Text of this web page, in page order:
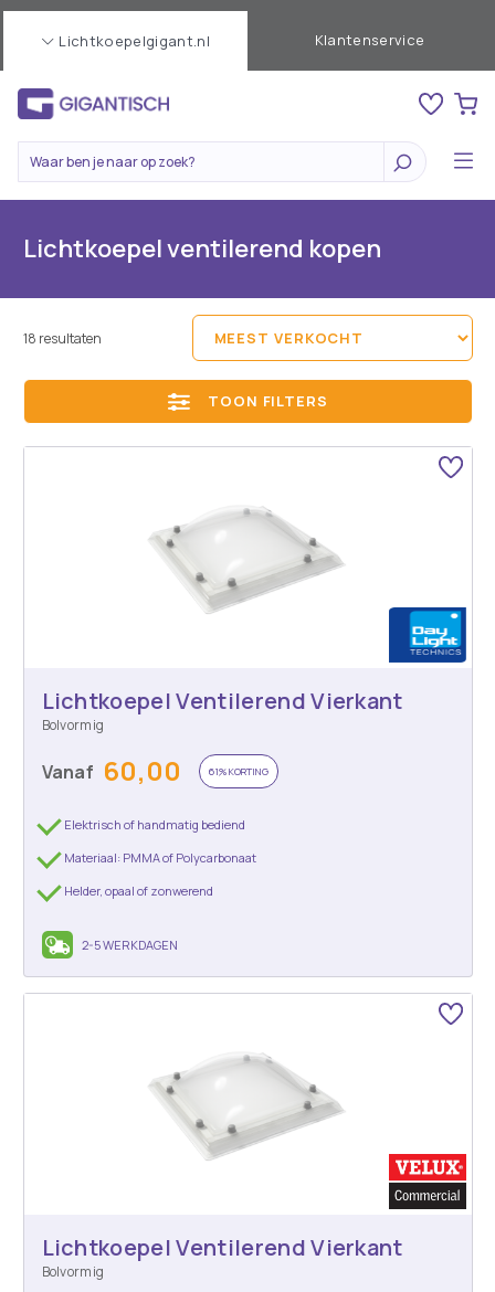
Lichtkoepelgigant.nl Klantenservice
Lichtkoepel ventilerend kopen
18 resultaten
TOON FILTERS
Lichtkoepel Ventilerend Vierkant
Bolvormig
Vanaf 60,00 61% KORTING
Elektrisch of handmatig bediend
Materiaal: PMMA of Polycarbonaat
Helder, opaal of zonwerend
2-5 WERKDAGEN
Lichtkoepel Ventilerend Vierkant
Bolvormig